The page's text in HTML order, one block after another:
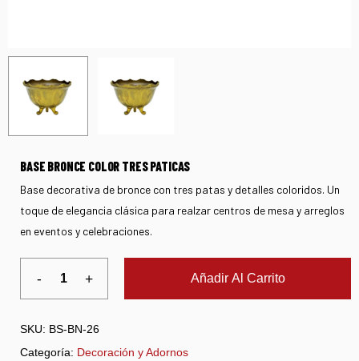
BASE BRONCE COLOR TRES PATICAS
Base decorativa de bronce con tres patas y detalles coloridos. Un
toque de elegancia clásica para realzar centros de mesa y arreglos
en eventos y celebraciones.
Añadir Al Carrito
SKU: BS-BN-26
Categoría: Decoración y Adornos